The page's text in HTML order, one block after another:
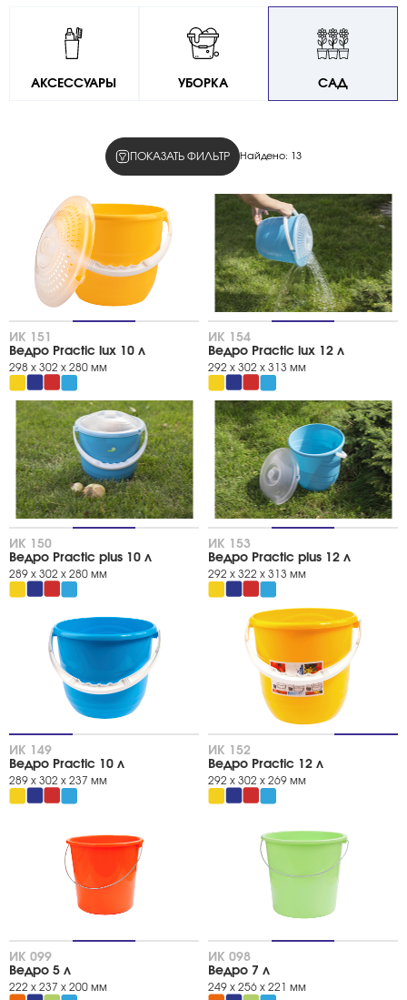
АКСЕССУАРЫ УБОРКА САД
ПОКАЗАТЬ ФИЛЬТР Найдено: 13
Цвет
салатный
роза
мандарин
солнечный
бирюза
васильковый
голубая лагуна
лазурно-синий
СЕРИЯ
серия "PRACTIC"
серия "VITALINE"
Тип товара
Ведра
Ведра и емкости
ИК 151
Ведро Practic lux 10 л
298 x 302 x 280 мм
ИК 154
Ведро Practic lux 12 л
292 х 302 х 313 мм
ИК 150
Ведро Practic plus 10 л
289 х 302 х 280 мм
ИК 153
Ведро Practic plus 12 л
292 х 322 х 313 мм
ИК 149
Ведро Practic 10 л
289 х 302 х 237 мм
ИК 152
Ведро Practic 12 л
292 х 302 х 269 мм
ИК 099
Ведро 5 л
222 х 237 х 200 мм
ИК 098
Ведро 7 л
249 х 256 х 221 мм